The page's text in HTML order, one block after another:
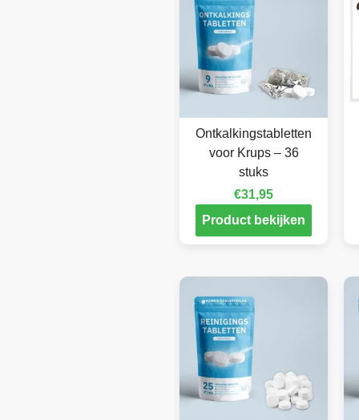
Ontkalkingstabletten
voor Krups – 36
stuks
€31,95
Product bekijken